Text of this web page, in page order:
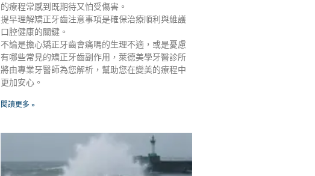
的療程常感到既期待又怕受傷害。
提早理解矯正牙齒注意事項是確保治療順利與維護
口腔健康的關鍵。
不論是擔心矯正牙齒會痛嗎的生理不適，或是憂慮
有哪些常見的矯正牙齒副作用，萊德美學牙醫診所
將由專業牙醫師為您解析，幫助您在變美的療程中
更加安心。
閱讀更多 »